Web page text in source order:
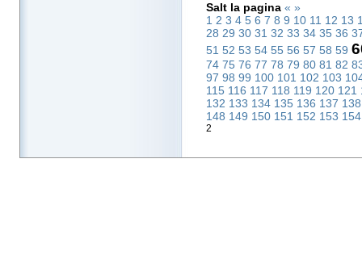
Salt la pagina « »
1 2 3 4 5 6 7 8 9 10 11 12 13
28 29 30 31 32 33 34 35 36
51 52 53 54 55 56 57 58 59
74 75 76 77 78 79 80 81 82
97 98 99 100 101 102 103
115 116 117 118 119 120 121
132 133 134 135 136 137
148 149 150 151 152 153
2